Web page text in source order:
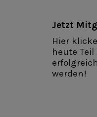
Jetzt
Hier
heute
werden!